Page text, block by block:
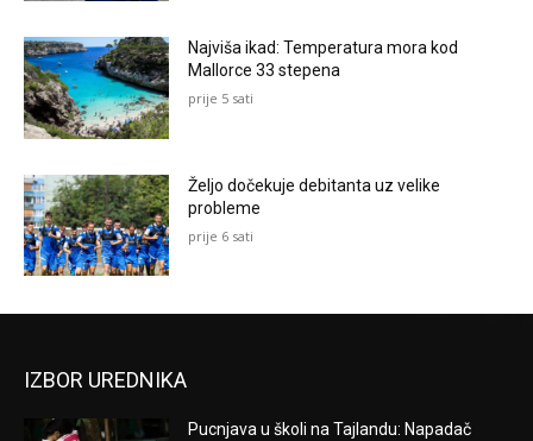
Najviša ikad: Temperatura mora kod
Mallorce 33 stepena
prije 5 sati
Željo dočekuje debitanta uz velike
probleme
prije 6 sati
IZBOR UREDNIKA
Pucnjava u školi na Tajlandu: Napadač